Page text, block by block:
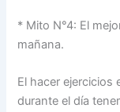
* Mito N°4: El
mañana.
El hacer ejercicios
durante el día